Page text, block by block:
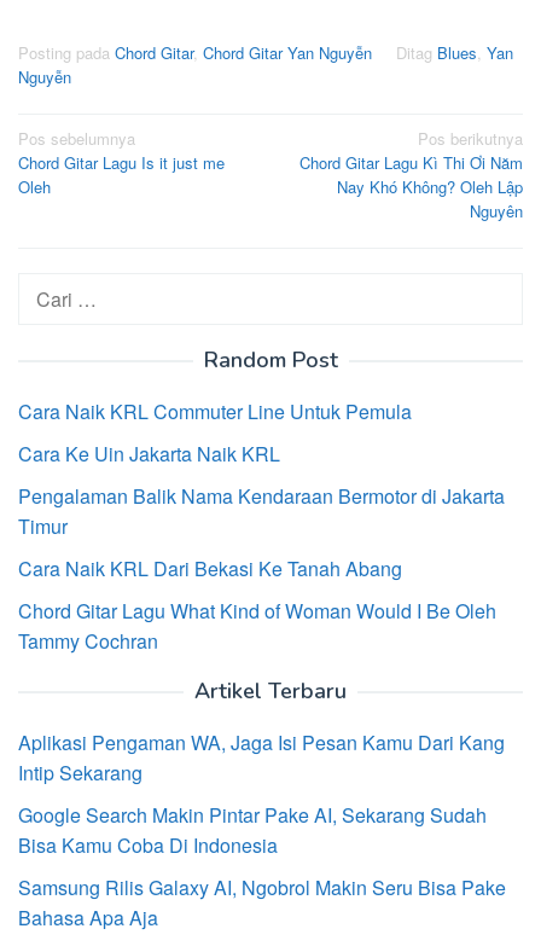
Posting pada Chord Gitar, Chord Gitar Yan Nguyễn Ditag Blues, Yan
Nguyễn
Navigasi
pos
Pos sebelumnya
Chord Gitar Lagu Is it just me
Oleh
Pos berikutnya
Chord Gitar Lagu Kì Thi Ơi Năm
Nay Khó Không? Oleh Lập
Nguyên
Cari
untuk:
Random Post
Cara Naik KRL Commuter Line Untuk Pemula
Cara Ke Uin Jakarta Naik KRL
Pengalaman Balik Nama Kendaraan Bermotor di Jakarta
Timur
Cara Naik KRL Dari Bekasi Ke Tanah Abang
Chord Gitar Lagu What Kind of Woman Would I Be Oleh
Tammy Cochran
Artikel Terbaru
Aplikasi Pengaman WA, Jaga Isi Pesan Kamu Dari Kang
Intip Sekarang
Google Search Makin Pintar Pake AI, Sekarang Sudah
Bisa Kamu Coba Di Indonesia
Samsung Rilis Galaxy AI, Ngobrol Makin Seru Bisa Pake
Bahasa Apa Aja